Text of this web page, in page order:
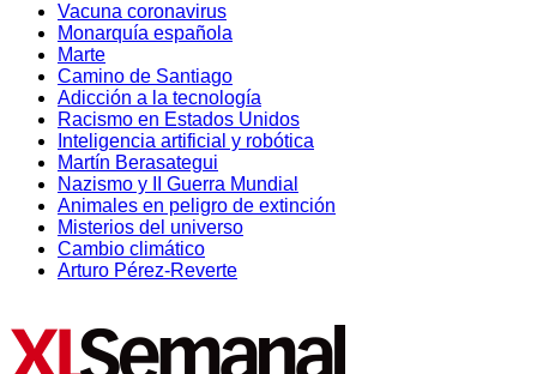
Vacuna coronavirus
Monarquía española
Marte
Camino de Santiago
Adicción a la tecnología
Racismo en Estados Unidos
Inteligencia artificial y robótica
Martín Berasategui
Nazismo y II Guerra Mundial
Animales en peligro de extinción
Misterios del universo
Cambio climático
Arturo Pérez-Reverte